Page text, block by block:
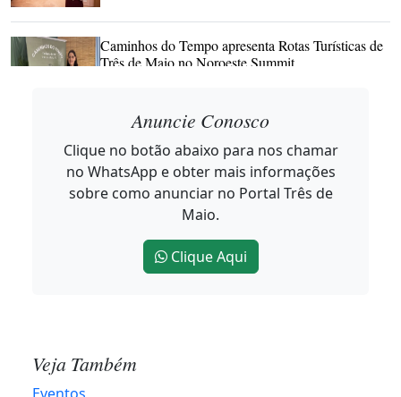
Caminhos do Tempo apresenta Rotas Turísticas de
Três de Maio no Noroeste Summit
Happy Hour abre contagem regressiva para o
Hortigranjeiros 2027
2026-08-06 10:20:12
Projeto Música para Todos celebra o Patrimônio
Anuncie Conosco
Clique no botão abaixo para nos chamar
no WhatsApp e obter mais informações
sobre como anunciar no Portal Três de
Maio.
Clique Aqui
Veja Também